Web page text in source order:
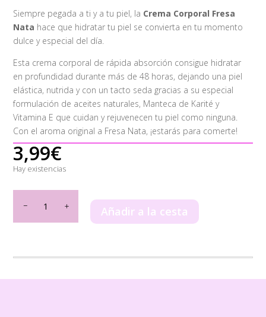
Siempre pegada a ti y a tu piel, la Crema Corporal Fresa
Nata hace que hidratar tu piel se convierta en tu momento
dulce y especial del día.
Esta crema corporal de rápida absorción consigue hidratar
en profundidad durante más de 48 horas, dejando una piel
elástica, nutrida y con un tacto seda gracias a su especial
formulación de aceites naturales, Manteca de Karité y
Vitamina E que cuidan y rejuvenecen tu piel como ninguna.
Con el aroma original a Fresa Nata, ¡estarás para comerte!
3,99€
Hay existencias
Fruit
Company
Efecto
Añadir a la cesta